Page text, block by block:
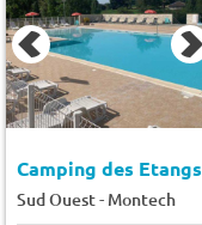
Camping des Etangs
Sud Ouest- Montech